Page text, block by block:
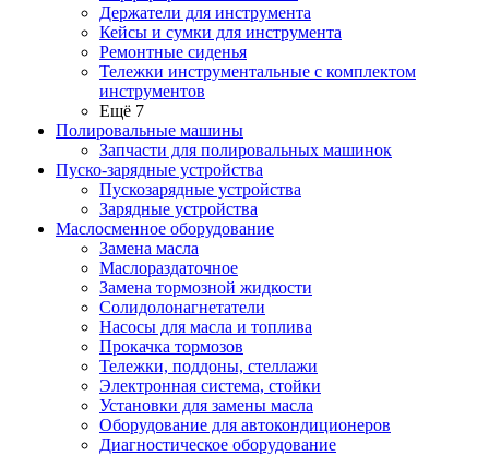
Держатели для инструмента
Кейсы и сумки для инструмента
Ремонтные сиденья
Тележки инструментальные с комплектом
инструментов
Ещё 7
Полировальные машины
Запчасти для полировальных машинок
Пуско-зарядные устройства
Пускозарядные устройства
Зарядные устройства
Маслосменное оборудование
Замена масла
Маслораздаточное
Замена тормозной жидкости
Солидолонагнетатели
Насосы для масла и топлива
Прокачка тормозов
Тележки, поддоны, стеллажи
Электронная система, стойки
Установки для замены масла
Оборудование для автокондиционеров
Диагностическое оборудование